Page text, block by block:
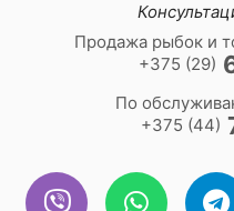
Продажа рыбок и
+375 (29)
По
+375 (44)